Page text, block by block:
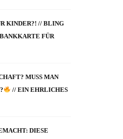
KINDER?! // BLING
FÜR
MUSS MAN
// EIN EHRLICHES
DIESE